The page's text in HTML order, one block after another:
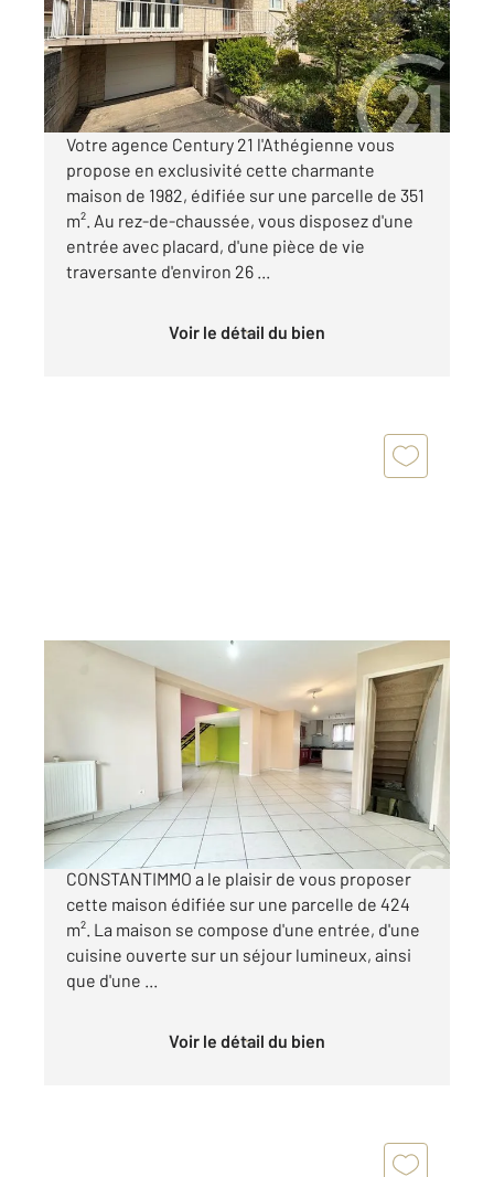
Maison à vendre
398 000 €
Visiter le site dédié
Votre agence Century 21 l'Athégienne vous
propose en exclusivité cette charmante
maison de 1982, édifiée sur une parcelle de 351
m². Au rez-de-chaussée, vous disposez d'une
entrée avec placard, d'une pièce de vie
traversante d'environ 26 ...
Voir le détail du bien
ATHIS MONS 91
, 4 pièces
Maison à vendre
364 000 €
Votre agence Century 21 Groupe
CONSTANTIMMO a le plaisir de vous proposer
cette maison édifiée sur une parcelle de 424
m². La maison se compose d'une entrée, d'une
cuisine ouverte sur un séjour lumineux, ainsi
que d'une ...
Voir le détail du bien